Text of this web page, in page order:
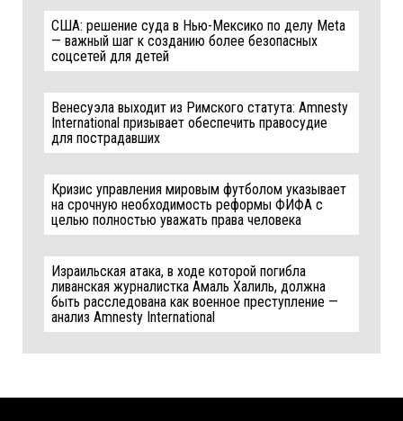
США: решение суда в Нью-Мексико по делу Meta
— важный шаг к созданию более безопасных
соцсетей для детей
Венесуэла выходит из Римского статута: Amnesty
International призывает обеспечить правосудие
для пострадавших
Кризис управления мировым футболом указывает
на срочную необходимость реформы ФИФА с
целью полностью уважать права человека
Израильская атака, в ходе которой погибла
ливанская журналистка Амаль Халиль, должна
быть расследована как военное преступление —
анализ Amnesty International